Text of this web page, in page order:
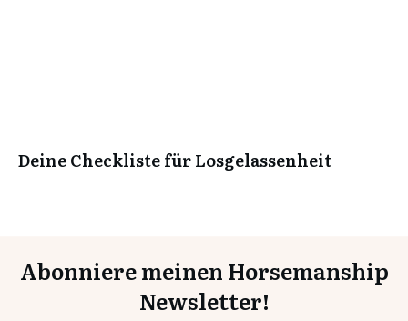
Deine Checkliste für Losgelassenheit
Abonniere meinen Horsemanship
Newsletter!